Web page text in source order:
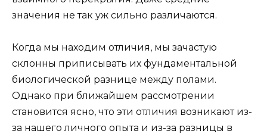
значения не так уж сильно различаются.
Когда мы находим отличия, мы зачастую
склонны приписывать их фундаментальной
биологической разнице между полами.
Однако при ближайшем рассмотрении
становится ясно, что эти отличия возникают из-
за нашего личного опыта и из-за разницы в